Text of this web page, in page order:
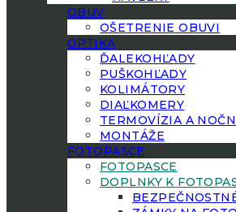
OBUV
OŠETRENIE OBUVI
OPTIKA
ĎALEKOHĽADY
PUŠKOHĽADY
KOLIMÁTORY
DIAĽKOMERY
TERMOVÍZIA A
MONTÁŽE
FOTOPASCE
FOTOPASCE
DOPLNKY K